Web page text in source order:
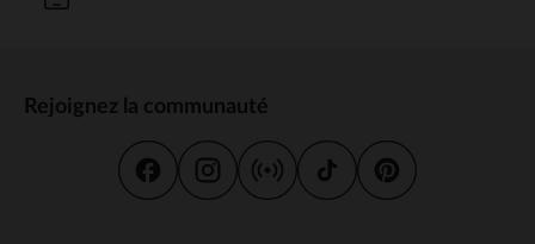
Rejoignez la communauté